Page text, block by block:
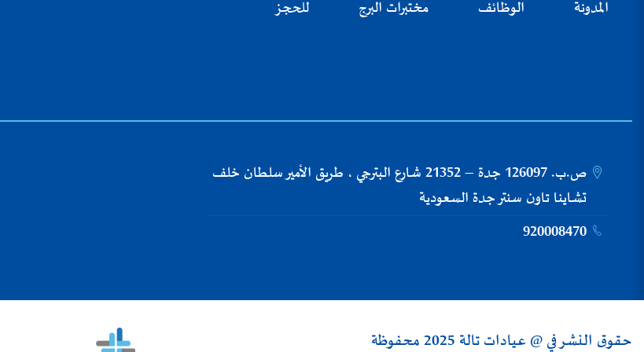
المدونة
الوظائف مختبرات البرج للحجز
ص.ب. 126097 جدة – 21352 شارع البترجي ، طريق الأمير سلطان خلف
تشاينا تاون سنتر جدة السعودية
920008470
حقوق النشر في @ عيادات تالة 2025 محفوظة